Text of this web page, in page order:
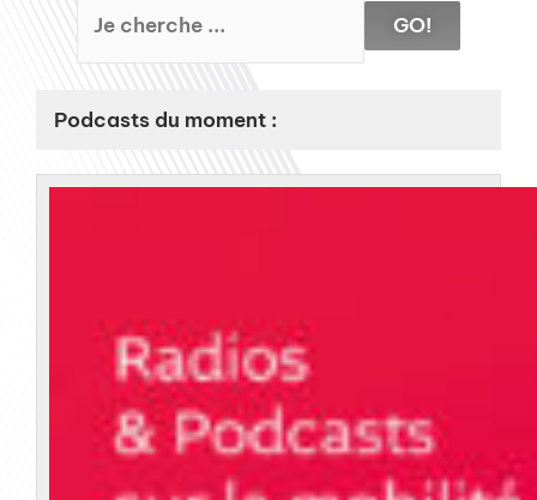
GO!
Podcasts du moment :